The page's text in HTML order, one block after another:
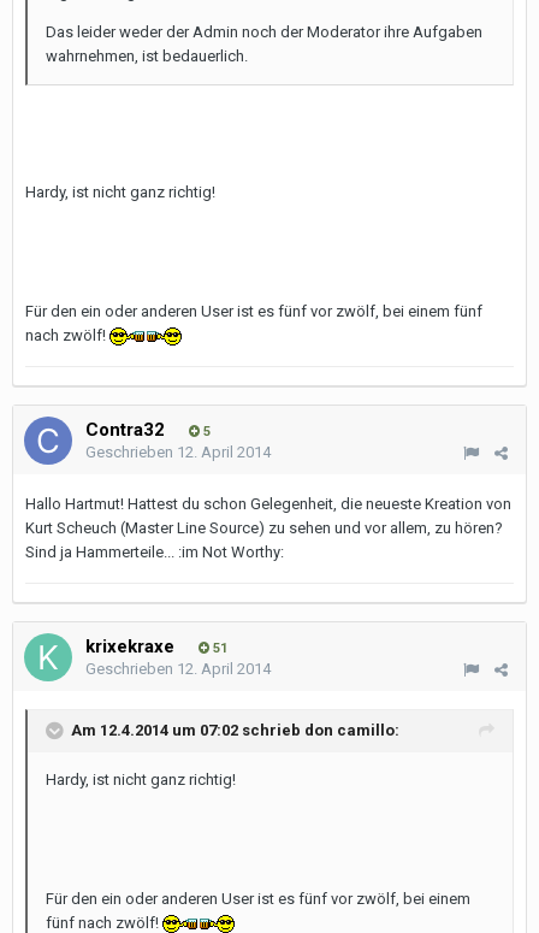
Das leider weder der Admin noch der Moderator ihre Aufgaben
wahrnehmen, ist bedauerlich.
Hardy, ist nicht ganz richtig!
Für den ein oder anderen User ist es fünf vor zwölf, bei einem fünf
nach zwölf!
Contra32 5
Geschrieben 12. April 2014
Hallo Hartmut! Hattest du schon Gelegenheit, die neueste Kreation von
Kurt Scheuch (Master Line Source) zu sehen und vor allem, zu hören?
Sind ja Hammerteile... :im Not Worthy:
krixekraxe 51
Geschrieben 12. April 2014
Am 12.4.2014 um 07:02 schrieb don camillo:
Hardy, ist nicht ganz richtig!
Für den ein oder anderen User ist es fünf vor zwölf, bei einem
fünf nach zwölf!